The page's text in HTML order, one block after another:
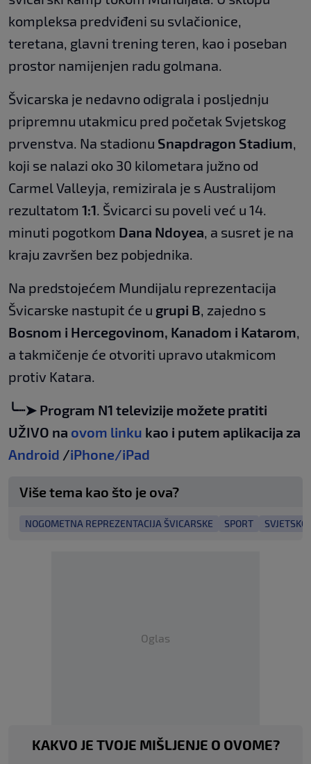
kompleksa predviđeni su svlačionice,
teretana, glavni trening teren, kao i poseban
prostor namijenjen radu golmana.
Švicarska je nedavno odigrala i posljednju
pripremnu utakmicu pred početak Svjetskog
prvenstva. Na stadionu Snapdragon Stadium,
koji se nalazi oko 30 kilometara južno od
Carmel Valleyja, remizirala je s Australijom
rezultatom 1:1. Švicarci su poveli već u 14.
minuti pogotkom Dana Ndoyea, a susret je na
kraju završen bez pobjednika.
Na predstojećem Mundijalu reprezentacija
Švicarske nastupit će u grupi B, zajedno s
Bosnom i Hercegovinom, Kanadom i Katarom,
a takmičenje će otvoriti upravo utakmicom
protiv Katara.
╰┈➤ Program N1 televizije možete pratiti
UŽIVO na ovom linku kao i putem aplikacija za
Android /iPhone/iPad
Više tema kao što je ova?
NOGOMETNA REPREZENTACIJA ŠVICARSKE SPORT
Oglas
KAKVO JE TVOJE MIŠLJENJE O OVOME?